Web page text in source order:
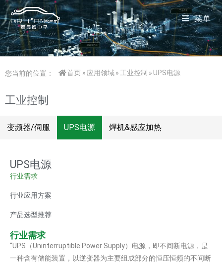
菜单
您当前的位置： 首页 » 应用领域»工业控制 » UPS电源
工业控制
变频器/伺服 UPS电源 焊机&感应加热
UPS电源
行业需求
行业应用方案
产品选型推荐
行业需求
“UPS（Uninterruptible Power Supply）电源，即不间断电源，是
一种含有储能装置，以逆变器为主要组成部分的恒压恒频的不间断